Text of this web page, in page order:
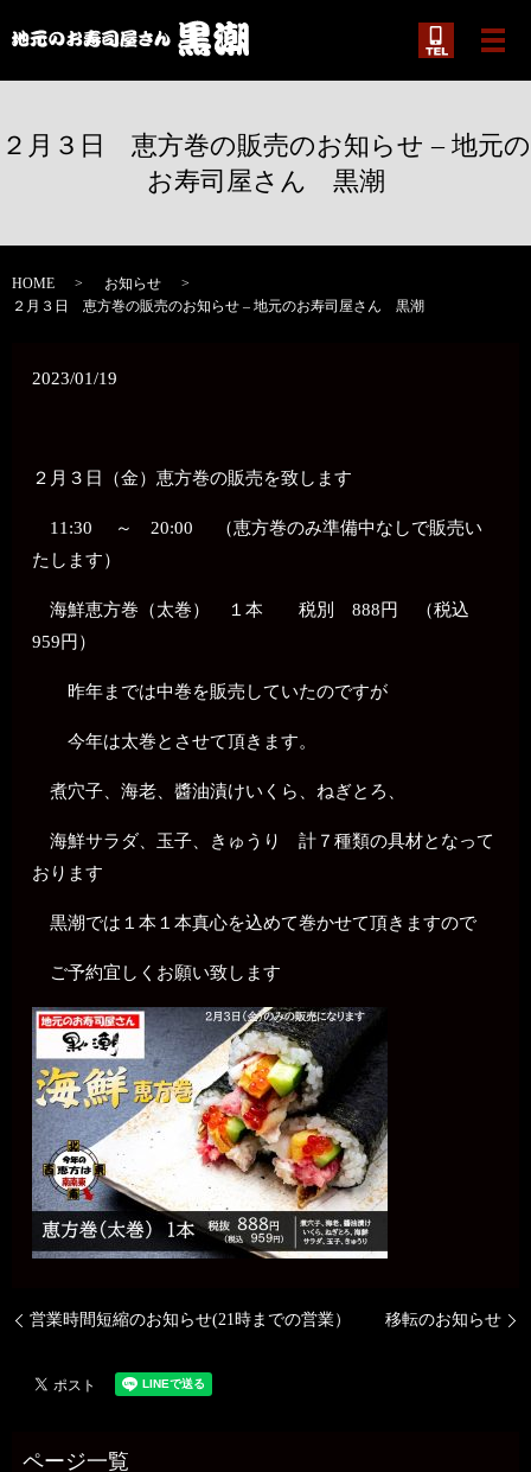
メ
２月３日 恵方巻の販売のお知らせ – 地元の
お寿司屋さん 黒潮
HOME
お知らせ
２月３日 恵方巻の販売のお知らせ – 地元のお寿司屋さん 黒潮
2023/01/19
２月３日（金）恵方巻の販売を致します
11:30 ～ 20:00 （恵方巻のみ準備中なしで販売い
たします）
海鮮恵方巻（太巻） １本 税別 888円 （税込
959円）
昨年までは中巻を販売していたのですが
今年は太巻とさせて頂きます。
煮穴子、海老、醬油漬けいくら、ねぎとろ、
海鮮サラダ、玉子、きゅうり 計７種類の具材となって
おります
黒潮では１本１本真心を込めて巻かせて頂きますので
ご予約宜しくお願い致します
営業時間短縮のお知らせ(21時までの営業） 移転のお知らせ